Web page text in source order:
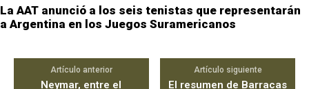
La AAT anunció a los seis tenistas que representarán
a Argentina en los Juegos Suramericanos
Artículo anterior
Neymar, entre el
Artículo siguiente
El resumen de Barracas